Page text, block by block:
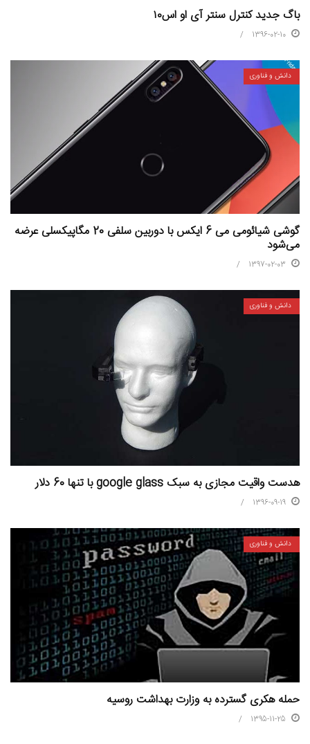
باگ جدید کنترل سنتر آی او اس۱۰
1396-02-10
دانش و فناوری
گوشی شیائومی می 6 ایکس با دوربین سلفی 20 مگاپیکسلی عرضه
می‌شود
1397-02-03
دانش و فناوری
هدست واقیت مجازی به سبک google glass با تنها 60 دلار
1396-09-19
دانش و فناوری
حمله هکری گسترده به وزارت بهداشت روسیه
1395-11-25